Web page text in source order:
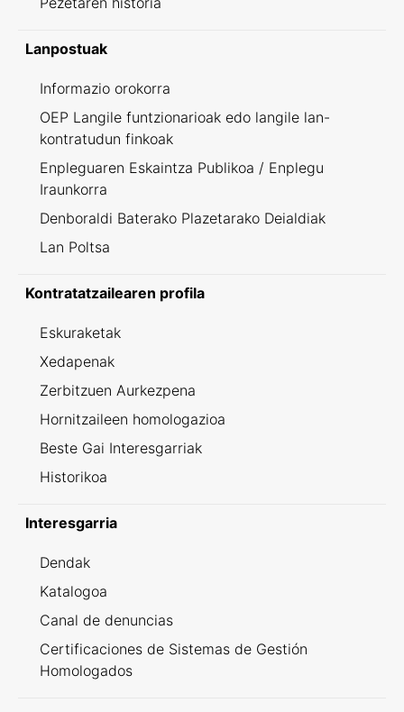
Lanpostuak
Informazio orokorra
OEP Langile funtzionarioak edo langile lan-
kontratudun finkoak
Enpleguaren Eskaintza Publikoa / Enplegu
Iraunkorra
Denboraldi Baterako Plazetarako Deialdiak
Lan Poltsa
Kontratatzailearen profila
Eskuraketak
Xedapenak
Zerbitzuen Aurkezpena
Hornitzaileen homologazioa
Beste Gai Interesgarriak
Historikoa
Interesgarria
Dendak
Katalogoa
Canal de denuncias
Certificaciones de Sistemas de Gestión
Homologados